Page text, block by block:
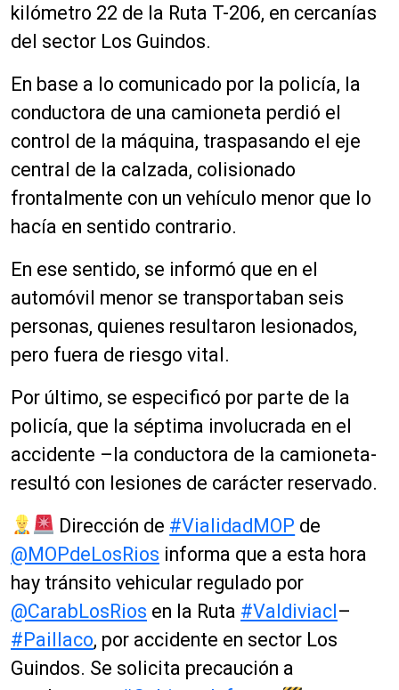
kilómetro 22 de la Ruta T-206, en cercanías
del sector Los Guindos.
En base a lo comunicado por la policía, la
conductora de una camioneta perdió el
control de la máquina, traspasando el eje
central de la calzada, colisionado
frontalmente con un vehículo menor que lo
hacía en sentido contrario.
En ese sentido, se informó que en el
automóvil menor se transportaban seis
personas, quienes resultaron lesionados,
pero fuera de riesgo vital.
Por último, se especificó por parte de la
policía, que la séptima involucrada en el
accidente –la conductora de la camioneta-
resultó con lesiones de carácter reservado.
Dirección de #VialidadMOP de
@MOPdeLosRios informa que a esta hora
hay tránsito vehicular regulado por
@CarabLosRios en la Ruta #Valdiviacl–
#Paillaco, por accidente en sector Los
Guindos. Se solicita precaución a